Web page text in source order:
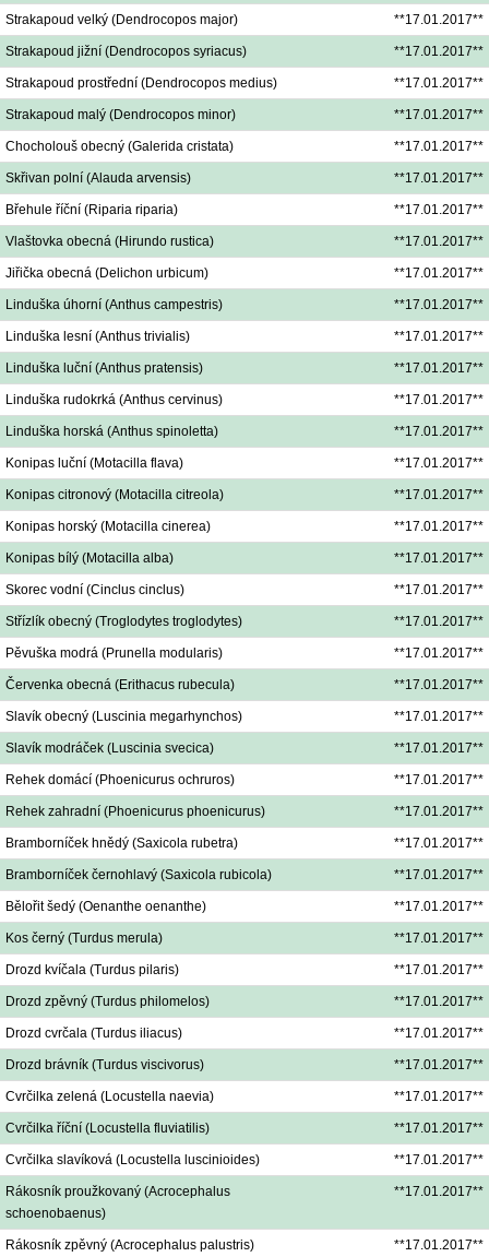
Strakapoud velký (Dendrocopos major) **17.01.2017**
Strakapoud jižní (Dendrocopos syriacus) **17.01.2017**
Strakapoud prostřední (Dendrocopos medius) **17.01.2017**
Strakapoud malý (Dendrocopos minor) **17.01.2017**
Chocholouš obecný (Galerida cristata) **17.01.2017**
Skřivan polní (Alauda arvensis) **17.01.2017**
Břehule říční (Riparia riparia) **17.01.2017**
Vlaštovka obecná (Hirundo rustica) **17.01.2017**
Jiřička obecná (Delichon urbicum) **17.01.2017**
Linduška úhorní (Anthus campestris) **17.01.2017**
Linduška lesní (Anthus trivialis) **17.01.2017**
Linduška luční (Anthus pratensis) **17.01.2017**
Linduška rudokrká (Anthus cervinus) **17.01.2017**
Linduška horská (Anthus spinoletta) **17.01.2017**
Konipas luční (Motacilla flava) **17.01.2017**
Konipas citronový (Motacilla citreola) **17.01.2017**
Konipas horský (Motacilla cinerea) **17.01.2017**
Konipas bílý (Motacilla alba) **17.01.2017**
Skorec vodní (Cinclus cinclus) **17.01.2017**
Střízlík obecný (Troglodytes troglodytes) **17.01.2017**
Pěvuška modrá (Prunella modularis) **17.01.2017**
Červenka obecná (Erithacus rubecula) **17.01.2017**
Slavík obecný (Luscinia megarhynchos) **17.01.2017**
Slavík modráček (Luscinia svecica) **17.01.2017**
Rehek domácí (Phoenicurus ochruros) **17.01.2017**
Rehek zahradní (Phoenicurus phoenicurus) **17.01.2017**
Bramborníček hnědý (Saxicola rubetra) **17.01.2017**
Bramborníček černohlavý (Saxicola rubicola) **17.01.2017**
Bělořit šedý (Oenanthe oenanthe) **17.01.2017**
Kos černý (Turdus merula) **17.01.2017**
Drozd kvíčala (Turdus pilaris) **17.01.2017**
Drozd zpěvný (Turdus philomelos) **17.01.2017**
Drozd cvrčala (Turdus iliacus) **17.01.2017**
Drozd brávník (Turdus viscivorus) **17.01.2017**
Cvrčilka zelená (Locustella naevia) **17.01.2017**
Cvrčilka říční (Locustella fluviatilis) **17.01.2017**
Cvrčilka slavíková (Locustella luscinioides) **17.01.2017**
Rákosník proužkovaný (Acrocephalus
schoenobaenus)
**17.01.2017**
Rákosník zpěvný (Acrocephalus palustris) **17.01.2017**